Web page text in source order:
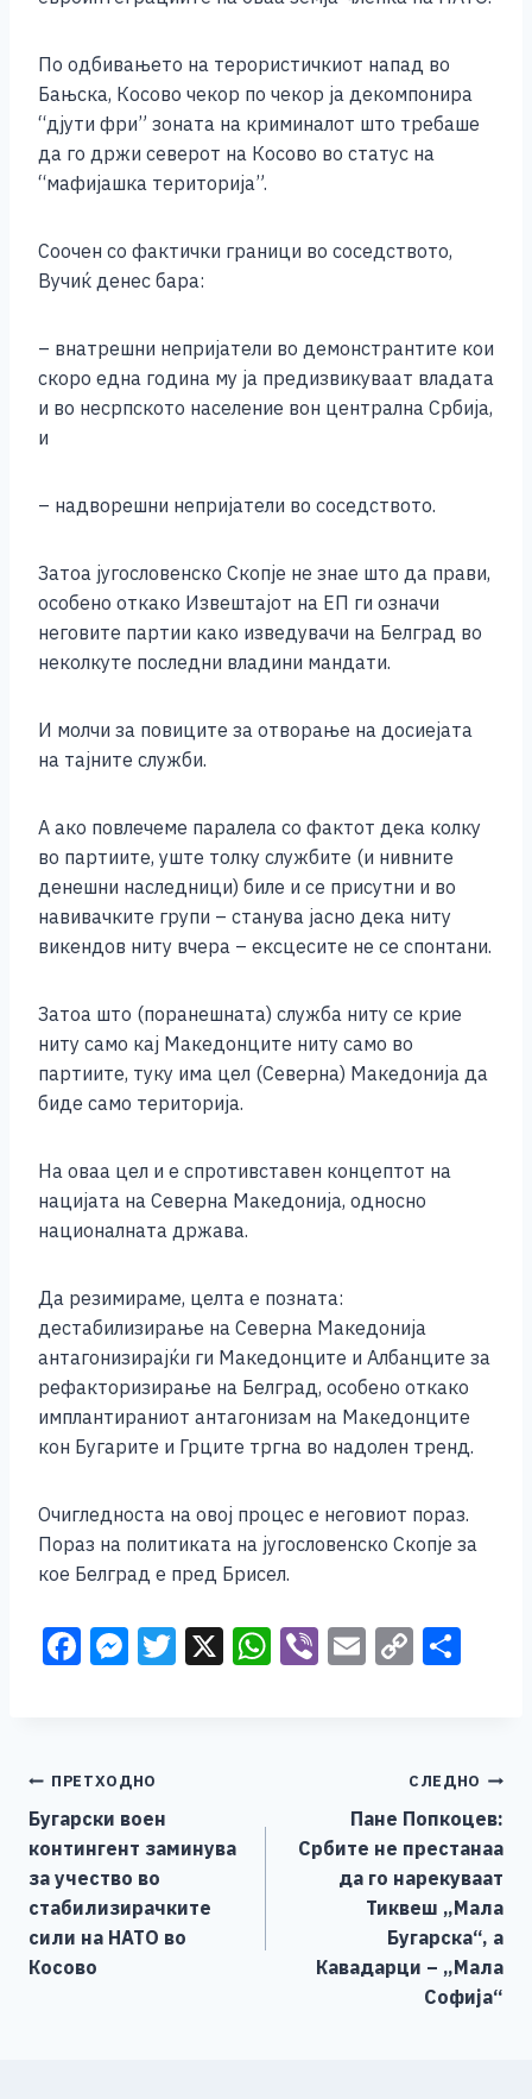
По одбивањето на терористичкиот напад во
Бањска, Косово чекор по чекор ја декомпонира
“дјути фри” зоната на криминалот што требаше
да го држи северот на Косово во статус на
“мафијашка територија”.
Соочен со фактички граници во соседството,
Вучиќ денес бара:
– внатрешни непријатели во демонстрантите кои
скоро една година му ја предизвикуваат владата
и во несрпското население вон централна Србија,
и
– надворешни непријатели во соседството.
Затоа југословенско Скопје не знае што да прави,
особено откако Извештајот на ЕП ги означи
неговите партии како изведувачи на Белград во
неколкуте последни владини мандати.
И молчи за повиците за отворање на досиејата
на тајните служби.
А ако повлечеме паралела со фактот дека колку
во партиите, уште толку службите (и нивните
денешни наследници) биле и се присутни и во
навивачките групи – станува јасно дека ниту
викендов ниту вчера – ексцесите не се спонтани.
Затоа што (поранешната) служба ниту се крие
ниту само кај Македонците ниту само во
партиите, туку има цел (Северна) Македонија да
биде само територија.
На оваа цел и е спротивставен концептот на
нацијата на Северна Македонија, односно
националната држава.
Да резимираме, целта е позната:
дестабилизирање на Северна Македонија
антагонизирајќи ги Македонците и Албанците за
рефакторизирање на Белград, особено откако
имплантираниот антагонизам на Македонците
кон Бугарите и Грците тргна во надолен тренд.
Очигледноста на овој процес е неговиот пораз.
Пораз на политиката на југословенско Скопје за
кое Белград е пред Брисел.
F
b
o
o
k
M
n
g
er
T X W Vi E C
Li
n
k
Навигација
на
напис
ПРЕТХОДНО
Бугарски воен
контингент заминува
за учество во
стабилизирачките
сили на НАТО во
Косово
СЛЕДНО
Пане Попкоцев:
Србите не престанаа
да го нарекуваат
Тиквеш „Мала
Бугарска“, а
Кавадарци – „Мала
Софија“